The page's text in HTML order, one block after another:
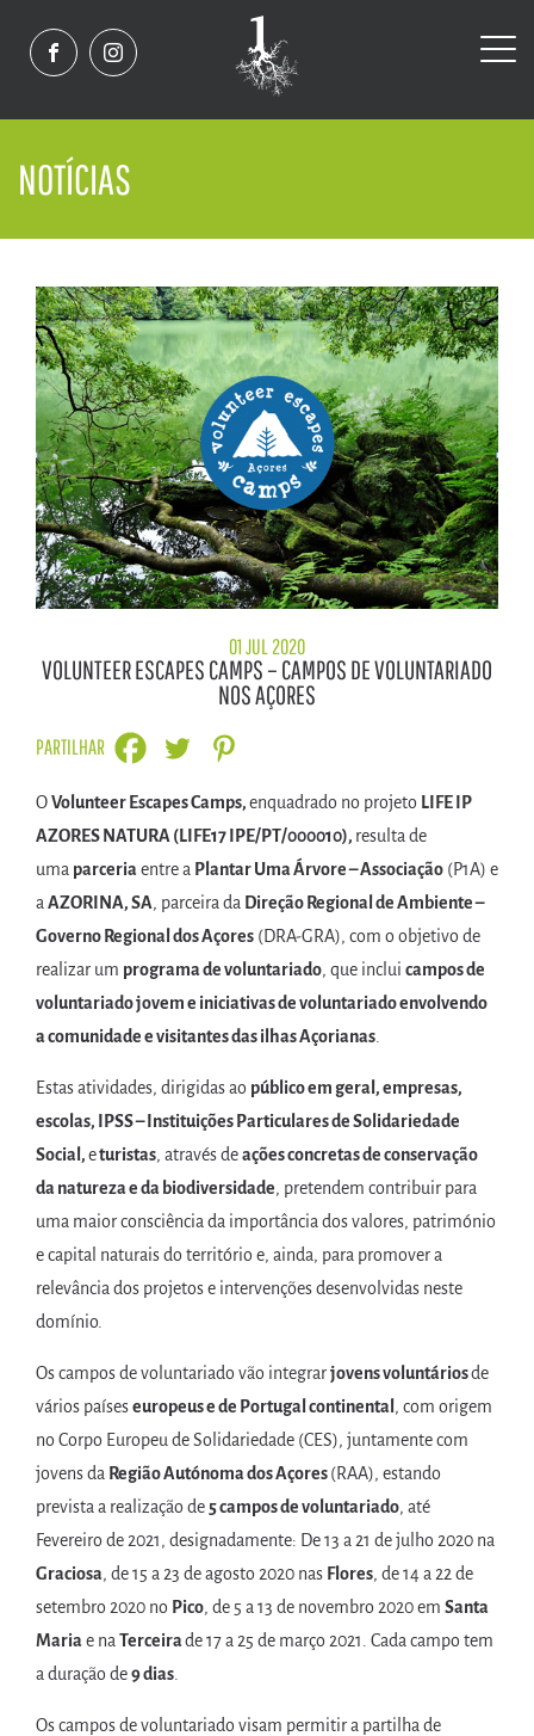
NOTÍCIAS
01 JUL 2020
VOLUNTEER ESCAPES CAMPS – CAMPOS DE VOLUNTARIADO
NOS AÇORES
PARTILHAR
OVolunteer Escapes Camps,enquadrado no projeto LIFE IP
AZORES NATURA (LIFE17 IPE/PT/000010), resulta de
uma parceriaentre a Plantar Uma Árvore – Associação (P1A) e
a AZORINA, SA, parceira da Direção Regional de Ambiente –
Governo Regional dos Açores (DRA-GRA), com o objetivo de
realizar um programa de voluntariado, que inclui campos de
voluntariado jovem e iniciativas de voluntariado envolvendo
a comunidade e visitantes das ilhas Açorianas
Estas atividades, dirigidas ao público em geral, empresas,
escolas, IPSS – Instituições Particulares de Solidariedade
Social,eturistas, através deações concretas de conservação
da natureza e da biodiversidade, pretendem contribuir para
uma maior consciência da importância dos valores, património
e capital naturais do território e, ainda, para promover a
relevância dos projetos e intervenções desenvolvidas neste
domínio.
Os campos de voluntariado vão integrarjovens voluntáriosde
vários paíseseuropeus e de Portugal continental , com origem
no Corpo Europeu de Solidariedade (CES), juntamente com
jovens da Região Autónoma dos Açores(RAA), estando
prevista a realização de 5 campos de voluntariado, até
Fevereiro de 2021, designadamente: De 13 a 21 de julho 2020 na
Graciosa, de 15 a 23 de agosto 2020 nas Flores, de 14 a 22 de
setembro 2020 no Pico, de 5 a 13 de novembro 2020 em Santa
Mariae na Terceirade 17 a 25 de março 2021. Cada campo tem
a duração de9 dias
Os campos de voluntariado visam permitir a partilha de